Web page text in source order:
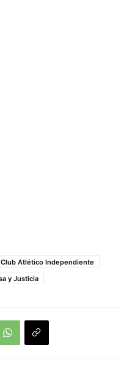
Club Atlético Independiente
y Justicia